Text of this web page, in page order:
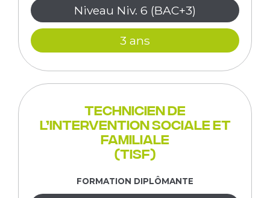
Niveau Niv. 6 (BAC+3)
3 ans
Technicien de
l’intervention sociale et
familiale
(TISF)
FORMATION DIPLÔMANTE